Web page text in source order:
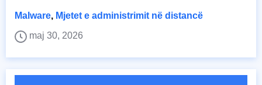
Malware, Mjetet e administrimit në distancë
maj 30, 2026